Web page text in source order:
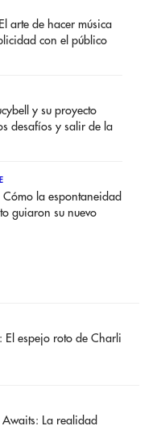
arte de hacer música
con el público
y su proyecto
desafíos y salir de la
la espontaneidad
guiaron su nuevo
El espejo roto de Charli
Awaits: La realidad